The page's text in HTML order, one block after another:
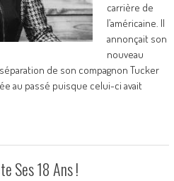
carrière de
l’américaine. Il
annonçait son
nouveau
de son compagnon Tucker
au passé puisque celui-ci avait
Ses 18 Ans !